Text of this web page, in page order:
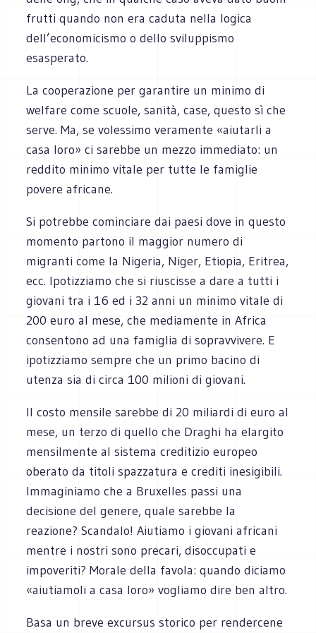
frutti quando non era caduta nella logica
dell’economicismo o dello sviluppismo
esasperato.
La cooperazione per garantire un minimo di
welfare come scuole, sanità, case, questo sì che
serve. Ma, se volessimo veramente «aiutarli a
casa loro» ci sarebbe un mezzo immediato: un
reddito minimo vitale per tutte le famiglie
povere africane.
Si potrebbe cominciare dai paesi dove in questo
momento partono il maggior numero di
migranti come la Nigeria, Niger, Etiopia, Eritrea,
ecc. Ipotizziamo che si riuscisse a dare a tutti i
giovani tra i 16 ed i 32 anni un minimo vitale di
200 euro al mese, che mediamente in Africa
consentono ad una famiglia di sopravvivere. E
ipotizziamo sempre che un primo bacino di
utenza sia di circa 100 milioni di giovani.
Il costo mensile sarebbe di 20 miliardi di euro al
mese, un terzo di quello che Draghi ha elargito
mensilmente al sistema creditizio europeo
oberato da titoli spazzatura e crediti inesigibili.
Immaginiamo che a Bruxelles passi una
decisione del genere, quale sarebbe la
reazione? Scandalo! Aiutiamo i giovani africani
mentre i nostri sono precari, disoccupati e
impoveriti? Morale della favola: quando diciamo
«aiutiamoli a casa loro» vogliamo dire ben altro.
Basa un breve excursus storico per rendercene